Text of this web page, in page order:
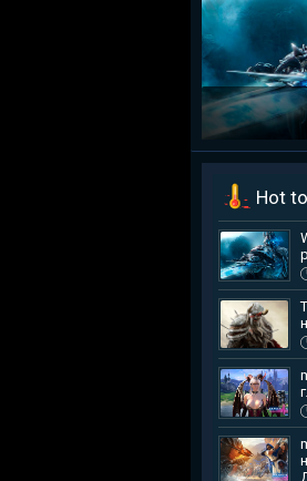
World of
Все
Warcraft
Hot